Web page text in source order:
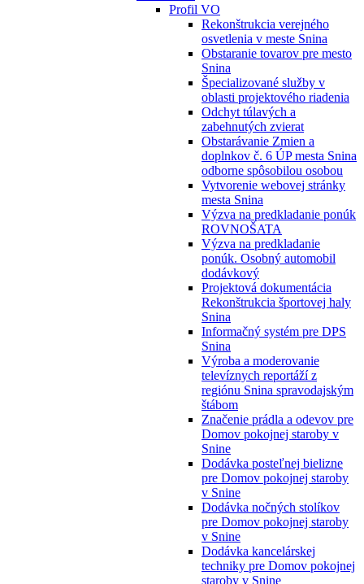
Profil VO
Rekonštrukcia verejného
osvetlenia v meste Snina
Obstaranie tovarov pre mesto
Snina
Špecializované služby v
oblasti projektového riadenia
Odchyt túlavých a
zabehnutých zvierat
Obstarávanie Zmien a
doplnkov č. 6 ÚP mesta Snina
odborne spôsobilou osobou
Vytvorenie webovej stránky
mesta Snina
Výzva na predkladanie ponúk
ROVNOŠATA
Výzva na predkladanie
ponúk. Osobný automobil
dodávkový
Projektová dokumentácia
Rekonštrukcia športovej haly
Snina
Informačný systém pre DPS
Snina
Výroba a moderovanie
televíznych reportáží z
regiónu Snina spravodajským
štábom
Značenie prádla a odevov pre
Domov pokojnej staroby v
Snine
Dodávka posteľnej bielizne
pre Domov pokojnej staroby
v Snine
Dodávka nočných stolíkov
pre Domov pokojnej staroby
v Snine
Dodávka kancelárskej
techniky pre Domov pokojnej
staroby v Snine